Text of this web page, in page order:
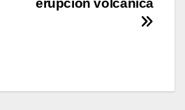
erupción volcánica